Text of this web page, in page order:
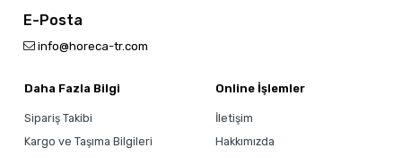
E-Posta
info@horeca-tr.com
Daha Fazla Bilgi
Sipariş Takibi
Kargo ve Taşıma Bilgileri
Online İşlemler
İletişim
Hakkımızda